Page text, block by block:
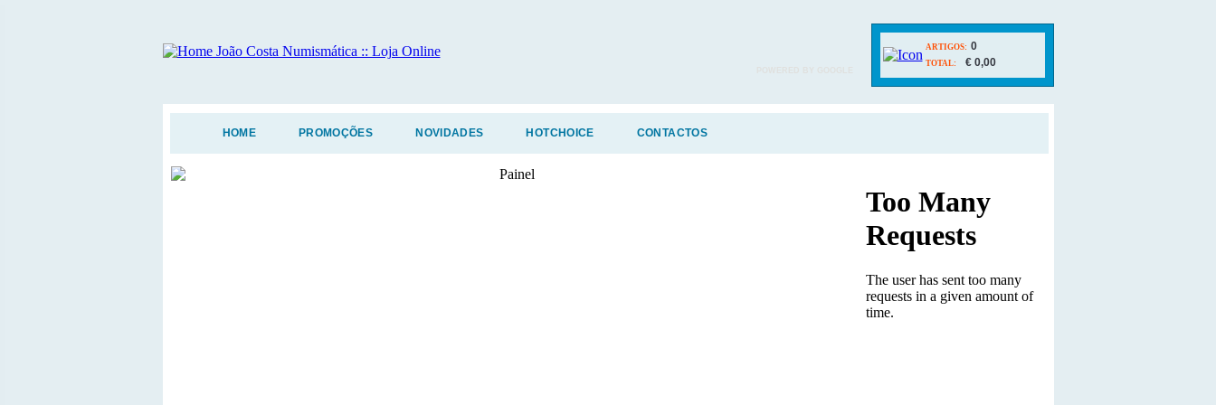
ARTIGOS: 0
TOTAL: € 0,00
HOME PROMOÇÕES NOVIDADES HOTCHOICE CONTACTOS